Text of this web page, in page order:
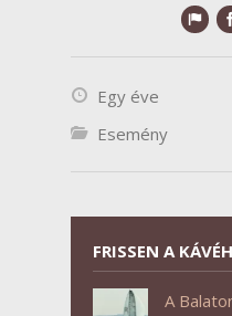
Egy éve
Esemény
FRISSEN A
A